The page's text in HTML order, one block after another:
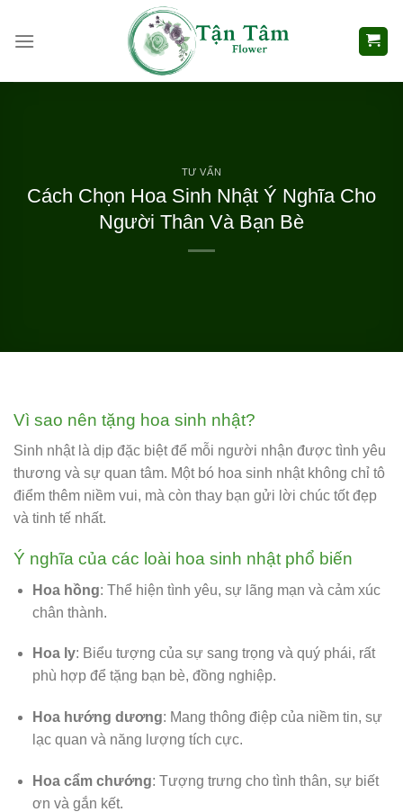
TƯ VẤN
Cách Chọn Hoa Sinh Nhật Ý Nghĩa Cho
Người Thân Và Bạn Bè
Vì sao nên tặng hoa sinh nhật?
Sinh nhật là dịp đặc biệt để mỗi người nhận được tình yêu
thương và sự quan tâm. Một bó hoa sinh nhật không chỉ tô
điểm thêm niềm vui, mà còn thay bạn gửi lời chúc tốt đẹp
và tinh tế nhất.
Ý nghĩa của các loài hoa sinh nhật phổ biến
Hoa hồng: Thể hiện tình yêu, sự lãng mạn và cảm xúc
chân thành.
Hoa ly: Biểu tượng của sự sang trọng và quý phái, rất
phù hợp để tặng bạn bè, đồng nghiệp.
Hoa hướng dương: Mang thông điệp của niềm tin, sự
lạc quan và năng lượng tích cực.
Hoa cẩm chướng: Tượng trưng cho tình thân, sự biết
ơn và gắn kết.